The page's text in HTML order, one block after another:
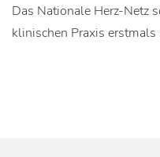
Das Nationale Herz-Netz
klinischen Praxis